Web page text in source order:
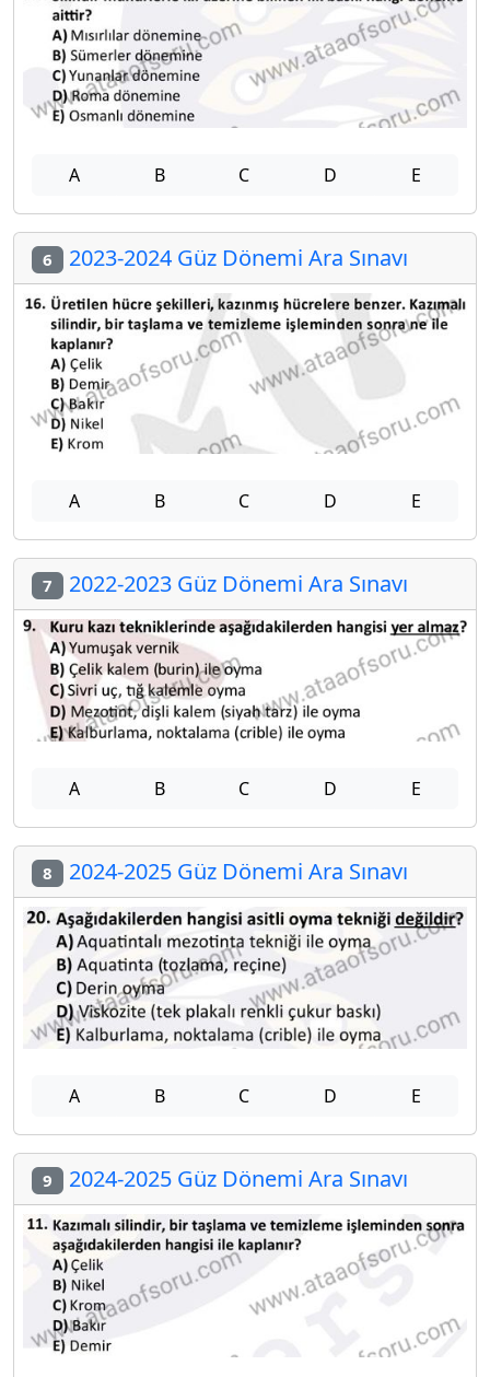
A B C D E
6 2023-2024 Güz Dönemi Ara Sınavı
A B C D E
7 2022-2023 Güz Dönemi Ara Sınavı
A B C D E
8 2024-2025 Güz Dönemi Ara Sınavı
A B C D E
9 2024-2025 Güz Dönemi Ara Sınavı